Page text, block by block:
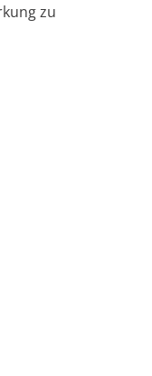
zu